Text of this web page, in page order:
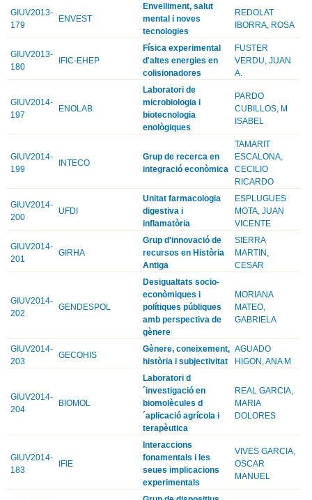
GIUV2013-
179
ENVEST
Envelliment, salut
mental i noves
tecnologies
REDOLAT
IBORRA, ROSA
GIUV2013-
180
IFIC-EHEP
Física experimental
d'altes energies en
colisionadores
FUSTER
VERDU, JUAN
A.
GIUV2014-
197
ENOLAB
Laboratori de
microbiologia i
biotecnologia
enològiques
PARDO
CUBILLOS, M
ISABEL
GIUV2014-
199
INTECO
Grup de recerca en
integració econòmica
TAMARIT
ESCALONA,
CECILIO
RICARDO
GIUV2014-
200
UFDI
Unitat farmacologia
digestiva i
inflamatòria
ESPLUGUES
MOTA, JUAN
VICENTE
GIUV2014-
201
GIRHA
Grup d'innovació de
recursos en Història
Antiga
SIERRA
MARTIN,
CESAR
GIUV2014-
202
GENDESPOL
Desigualtats socio-
econòmiques i
polítiques públiques
amb perspectiva de
gènere
MORIANA
MATEO,
GABRIELA
GIUV2014-
203
GECOHIS
Gènere, coneixement,
història i subjectivitat
AGUADO
HIGON, ANA M
GIUV2014-
204
BIOMOL
Laboratori d
´investigació en
biomolècules d
´aplicació agrícola i
terapèutica
REAL GARCIA,
MARIA
DOLORES
GIUV2014-
183
IFIE
Interaccions
fonamentals i les
seues implicacions
experimentals
VIVES GARCIA,
OSCAR
MANUEL